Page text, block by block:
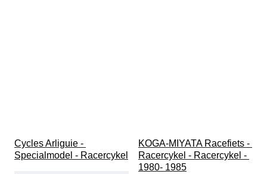
Cycles Arliguie -
Specialmodel - Racercykel
KOGA-MIYATA Racefiets -
Racercykel - Racercykel -
1980- 1985